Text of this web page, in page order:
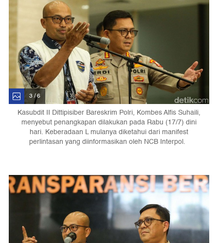
3 / 6
Kasubdit II Dittipisiber Bareskrim Polri, Kombes Alfis Suhaili,
menyebut penangkapan dilakukan pada Rabu (17/7) dini
hari. Keberadaan L mulanya diketahui dari manifest
perlintasan yang diinformasikan oleh NCB Interpol.